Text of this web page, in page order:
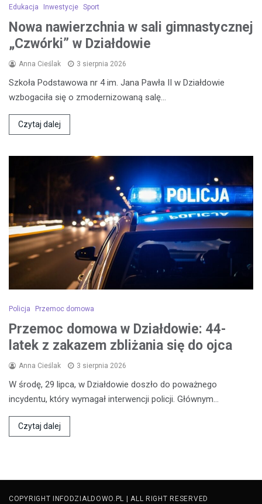
Edukacja Inwestycje Sport
Nowa nawierzchnia w sali gimnastycznej
„Czwórki” w Działdowie
Anna Cieślak 3 sierpnia 2026
Szkoła Podstawowa nr 4 im. Jana Pawła II w Działdowie
wzbogaciła się o zmodernizowaną salę…
Czytaj dalej
Policja Przemoc domowa
Przemoc domowa w Działdowie: 44-
latek z zakazem zbliżania się do ojca
Anna Cieślak 3 sierpnia 2026
W środę, 29 lipca, w Działdowie doszło do poważnego
incydentu, który wymagał interwencji policji. Głównym…
Czytaj dalej
COPYRIGHT INFODZIALDOWO.PL | ALL RIGHT RESERVED